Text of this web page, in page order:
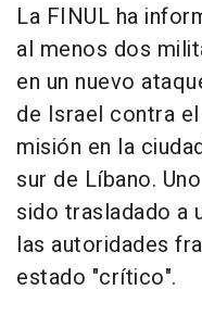
La FINUL ha
al menos dos
en un nuevo
de Israel contra
misión en la
sur de Líbano.
sido trasladado a
las autoridades
estado "crítico".